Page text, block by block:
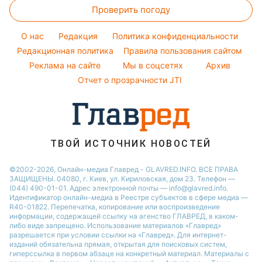
Виталий Козловский
София Ротару
Новости Одессы
Новости Харькова
Новости Полтавы
Новости Сум
Праздничное меню
Оптические иллюзии
Народные приметы
Все о шоу-бизнесе
Магнитные бури
Погода на сегодня
Погода на завтра
Пылевая буря
Проверить погоду
O нас Редакция
Политика конфиденциальности
Редакционная политика
Правила пользования сайтом
Реклама на сайте
Мы в соцсетях
Архив
Отчет о прозрачности JTI
ТВОЙ ИСТОЧНИК НОВОСТЕЙ
©2002-2026, Онлайн-медиа Главред - GLAVRED.INFO. ВСЕ ПРАВА
ЗАЩИЩЕНЫ. 04080, г. Киев, ул. Кириловская, дом 23. Телефон —
(044) 490-01-01. Адрес электронной почты — info@glavred.info.
Идентификатор онлайн-медиа в Реестре cубъектов в сфере медиа —
R40-01822. Перепечатка, копирование или воспроизведение
информации, содержащей ссылку на агенство ГЛАВРЕД, в каком-
либо виде запрещено. Использование материалов «Главред»
разрешается при условии ссылки на «Главред». Для интернет-
изданий обязательна прямая, открытая для поисковых систем,
гиперссылка в первом абзаце на конкретный материал. Материалы с